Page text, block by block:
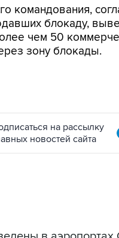
командования,
блокаду,
чем 50
зону блокады.
на рассылку
новостей сайта